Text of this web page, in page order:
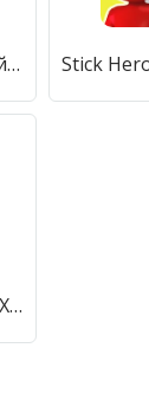
Hero Rescue (Герой Спасения) [МОД Unlocked] APK Android
Rope Hero 3 (Роуп Хиро 3) [МОД Unlocked] APK Android